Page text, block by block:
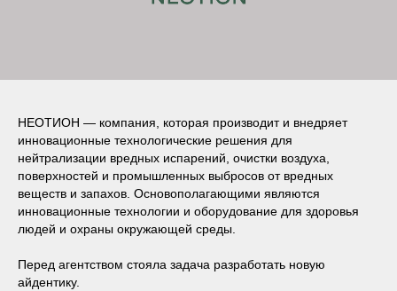
НЕОТИОН — компания, которая производит и внедряет
инновационные технологические решения для
нейтрализации вредных испарений, очистки воздуха,
поверхностей и промышленных выбросов от вредных
веществ и запахов. Основополагающими являются
инновационные технологии и оборудование для здоровья
людей и охраны окружающей среды.
Перед агентством стояла задача разработать новую
айдентику.